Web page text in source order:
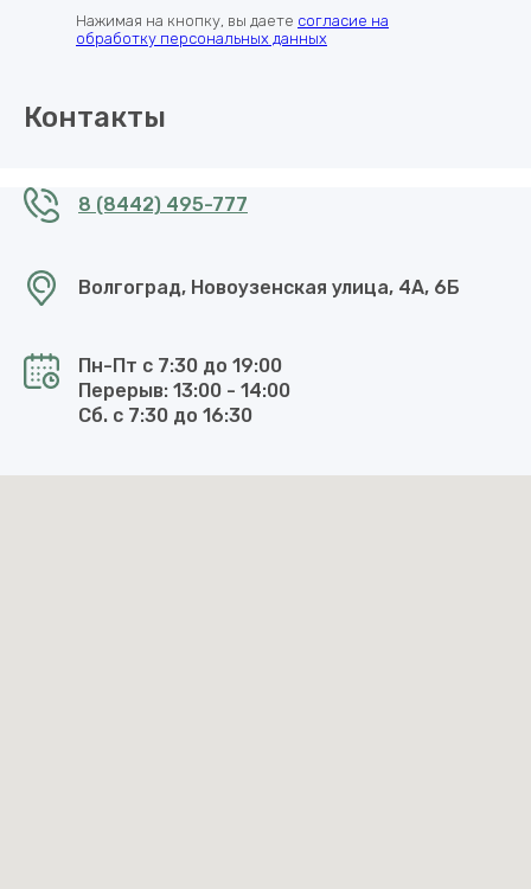
Нажимая на кнопку, вы даете согласие на
обработку персональных данных
Контакты
8 (8442) 495-777
Волгоград, Новоузенская улица, 4А, 6Б
Пн-Пт с 7:30 до 19:00
Перерыв: 13:00 - 14:00
Сб. с 7:30 до 16:30